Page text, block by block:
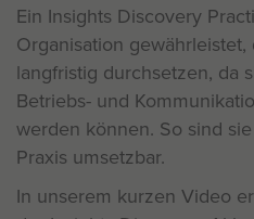
Ein Insights Discovery
Organisation
langfristig durchsetzen, da
Betriebs- und
werden können. So sind
Praxis umsetzbar.
In unserem kurzen Video